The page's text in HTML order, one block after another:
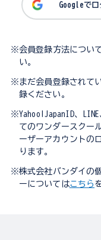
Googleでロ
※会員登録方法につい
い。
※まだ会員登録されて
録ください。
※Yahoo!JapanID、
てのワンダースクー
ーザーアカウントの
ります。
※株式会社バンダイの
ーについてはこちら